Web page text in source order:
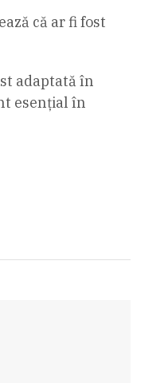
că ar fi fost
adaptată în
esențial în